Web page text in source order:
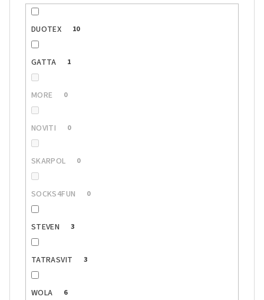
DUOTEX 10
GATTA 1
MORE 0
NOVITI 0
SKARPOL 0
SOCKS4FUN 0
STEVEN 3
TATRASVIT 3
WOLA 6